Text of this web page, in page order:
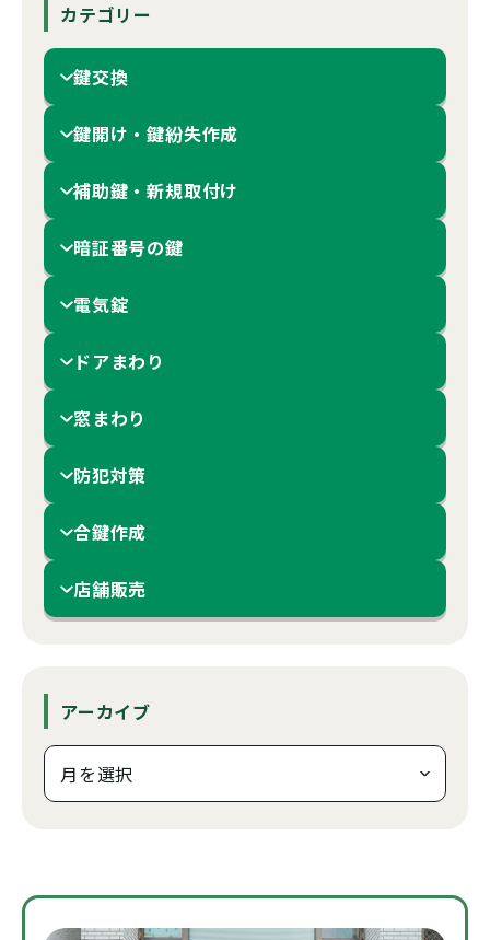
カテゴリー
鍵交換
鍵開け・鍵紛失作成
補助鍵・新規取付け
暗証番号の鍵
電気錠
ドアまわり
窓まわり
防犯対策
合鍵作成
店舗販売
アーカイブ